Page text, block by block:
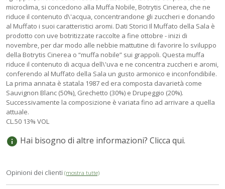
microclima, si concedono alla Muffa Nobile, Botrytis Cinerea, che ne
riduce il contenuto d\'acqua, concentrandone gli zuccheri e donando
al Muffato i suoi caratteristici aromi. Dati Storici Il Muffato della Sala è
prodotto con uve botritizzate raccolte a fine ottobre - inizi di
novembre, per dar modo alle nebbie mattutine di favorire lo sviluppo
della Botrytis Cinerea o “muffa nobile” sui grappoli. Questa muffa
riduce il contenuto di acqua dell\'uva e ne concentra zuccheri e aromi,
conferendo al Muffato della Sala un gusto armonico e inconfondibile.
La prima annata è statala 1987 ed era composta davarietà come
Sauvignon Blanc (50%), Grechetto (30%) e Drupeggio (20%).
Successivamente la composizione è variata fino ad arrivare a quella
attuale.
CL.50 13% VOL
info Hai bisogno di altre informazioni? Clicca qui.
Opinioni dei clienti (mostra tutte)